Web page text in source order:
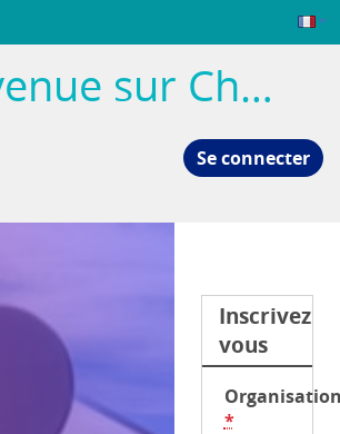
Bienvenue sur Chouette
Se connecter
Inscrivez
vous
*